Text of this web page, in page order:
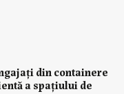
din containere
a spațiului de